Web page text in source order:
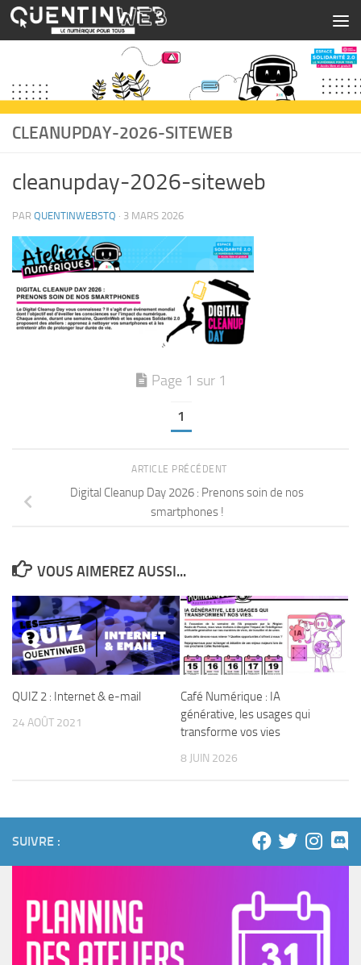
Skip to content
CLEANUPDAY-2026-SITEWEB
cleanupday-2026-siteweb
PAR QUENTINWEBSTQ · 3 MARS 2026
Page 1 sur 1
1
ARTICLE PRÉCÉDENT
Digital Cleanup Day 2026 : Prenons soin de nos
smartphones !
VOUS AIMEREZ AUSSI...
QUIZ 2 : Internet & e-mail
24 AOÛT 2021
Café Numérique : IA
générative, les usages qui
transforme vos vies
8 JUIN 2026
SUIVRE :